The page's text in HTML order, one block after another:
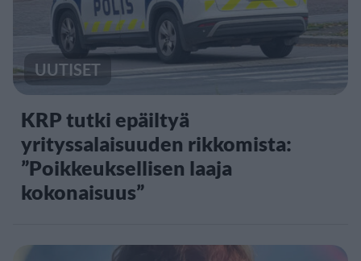
UUTISET
KRP tutki epäiltyä
yrityssalaisuuden rikkomista:
”Poikkeuksellisen laaja
kokonaisuus”